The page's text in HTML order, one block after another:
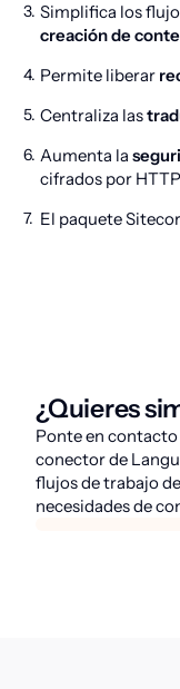
Simplifica los
creación de
Permite liberar
Centraliza las
Aumenta la
cifrados por
El paquete
¿Quieres
Ponte en
conector de
flujos de trabajo
necesidades de